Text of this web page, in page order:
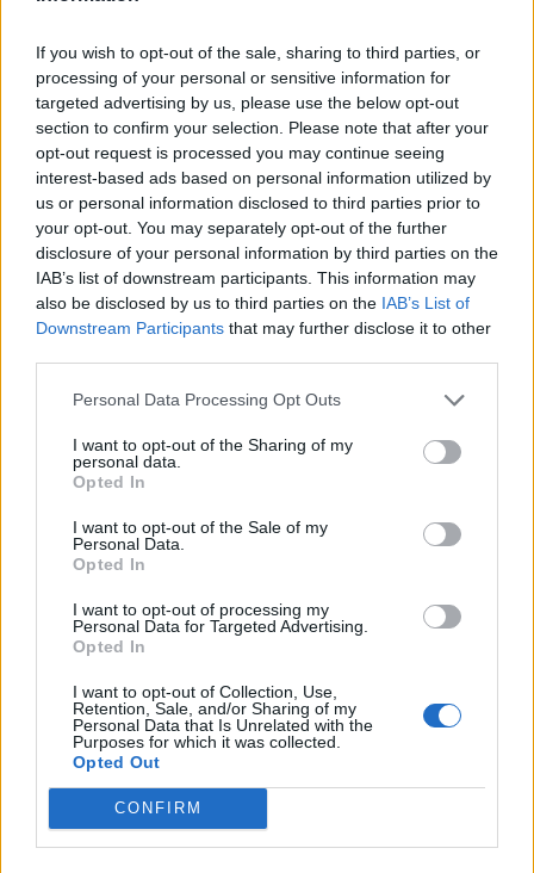
If you wish to opt-out of the sale, sharing to third parties, or
processing of your personal or sensitive information for
targeted advertising by us, please use the below opt-out
section to confirm your selection. Please note that after your
opt-out request is processed you may continue seeing
interest-based ads based on personal information utilized by
us or personal information disclosed to third parties prior to
your opt-out. You may separately opt-out of the further
disclosure of your personal information by third parties on the
IAB’s list of downstream participants. This information may
also be disclosed by us to third parties on the IAB’s List of
Downstream Participants that may further disclose it to other
Personal Data Processing Opt Outs
I want to opt-out of the Sharing of my
personal data.
Opted In
I want to opt-out of the Sale of my
Personal Data.
Opted In
I want to opt-out of processing my
Personal Data for Targeted Advertising.
Opted In
I want to opt-out of Collection, Use,
Retention, Sale, and/or Sharing of my
Personal Data that Is Unrelated with the
Purposes for which it was collected.
Opted Out
CONFIRM
Παιχνίδι από παντού στη Novibet με το
νέο Mobile App
ΚΥΠΕΛΛΟ ΕΛΛΑΔΑΣ ΗΜΙΤΕΛΙΚΑ ΚΥΠΕΛΛΟ ΕΛΛΑΔΑΣ
Πέρεθ Ρούμπεν
ΠΑΟΚ - ΠΑΝΑΘΗΝΑΪΚΟΣ
COMMENTS